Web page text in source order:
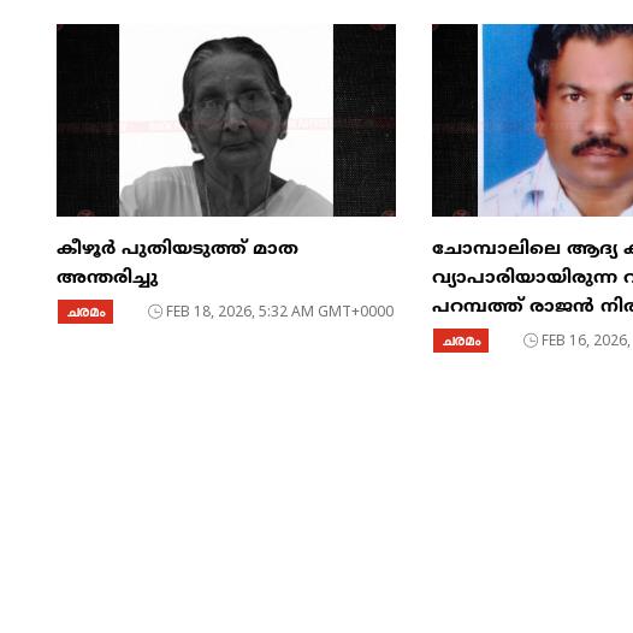
കീഴൂർ പുതിയടുത്ത് മാത
അന്തരിച്ചു
ചരമം FEB 18, 2026, 5:32 AM GMT+0000
ചോമ്പാലിലെ ആദ്യ
വ്യാപാരിയായിരുന്ന
പറമ്പത്ത് രാജൻ
ചരമം FEB 16,